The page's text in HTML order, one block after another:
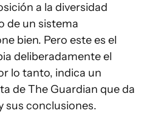
a la diversidad
de un sistema
bien. Pero este es el
deliberadamente el
lo tanto, indica un
de The Guardian que da
sus conclusiones.